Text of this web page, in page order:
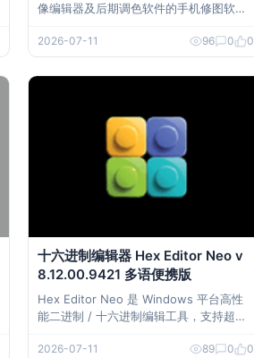
像编辑器及后期调色软件的手机修图软件.
AW照片进行图像后期处理,例如清晰度,纹
理与去朦胧,曲线和曝光,微调色彩,滤镜等
修图编辑. 下载地址 手机调色软件 Adobe
2026-07-11 96 0 0
十六进制编辑器 Hex Editor Neo v
8.12.00.9421 多语便携版
Hex Editor Neo 是 Windows 平台高性
能二进制 / 十六进制编辑工具，支持超大
配开发、逆向、取证、数据恢复等场景，
2026-07-11 89 0 0